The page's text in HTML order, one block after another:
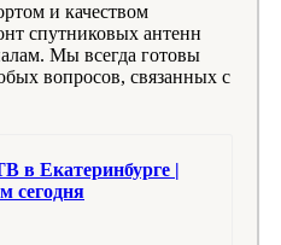
и качеством
спутниковых антенн
Мы всегда готовы
вопросов, связанных с
в Екатеринбурге |
сегодня